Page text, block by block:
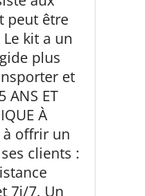
peut être
kit a un
plus
et
ANS ET
À
à offrir un
clients :
7j/7. Un